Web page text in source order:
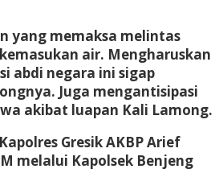
yang memaksa melintas
air. Mengharuskan
abdi negara ini sigap
Juga mengantisipasi
akibat luapan Kali Lamong.
Gresik AKBP Arief
melalui Kapolsek Benjeng